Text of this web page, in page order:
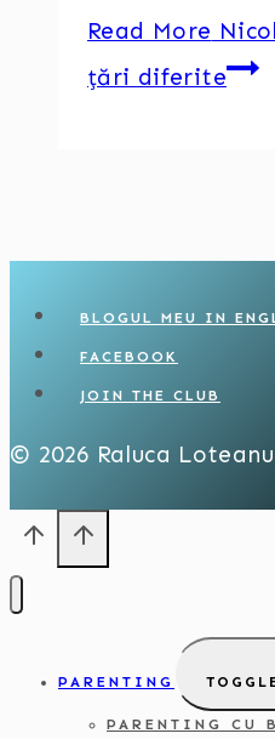
Read More
țări diferite
BLOGUL MEU IN
FACEBOOK
JOIN THE CLUB
© 2026 Raluca Loteanu
PARENTING
PARENTING CU